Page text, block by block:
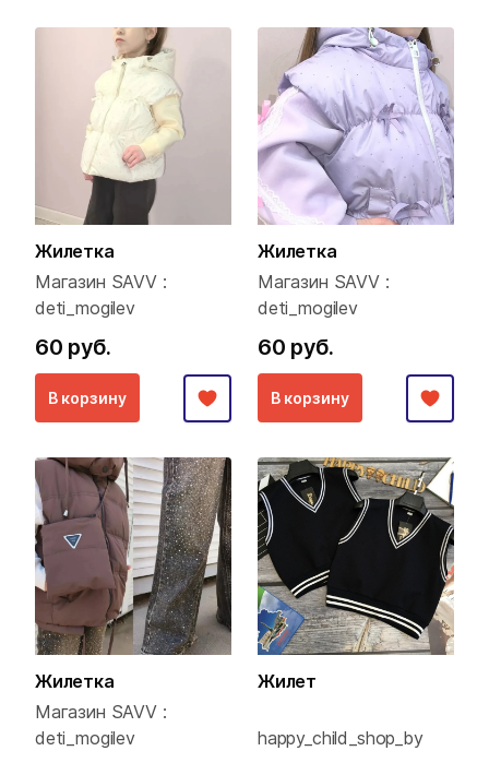
Жилетка
Магазин SAVV :
deti_mogilev
60 руб.
В корзину
Жилетка
Магазин SAVV :
deti_mogilev
60 руб.
В корзину
Жилетка
Магазин SAVV :
deti_mogilev
Жилет
happy_child_shop_by